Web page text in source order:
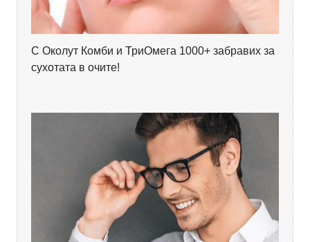
С Околут Комби и ТриОмега 1000+ забравих за
сухотата в очите!